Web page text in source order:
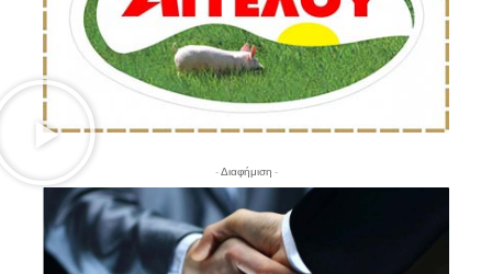
- Διαφήμιση -